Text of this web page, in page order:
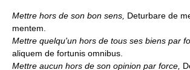
Mettre hors de son bon sens, Deturbare de
mentem.
Mettre quelqu'un hors de tous ses biens par
aliquem de fortunis omnibus.
Mettre aucun hors de son opinion par force,